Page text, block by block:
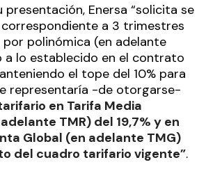
presentación, Enersa “solicita se
a 3 trimestres
polinómica (en adelante
a lo establecido en el contrato
el tope del 10% para
representaría -de otorgarse-
en Tarifa Media
TMR) del 19,7% y en
Global (en adelante TMG)
del cuadro tarifario vigente”.